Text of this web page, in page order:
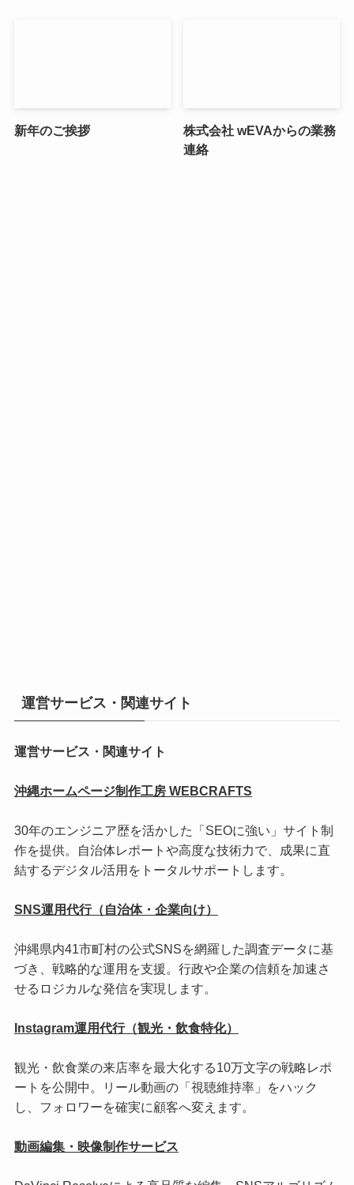
新年のご挨拶
株式会社 wEVAからの業務
連絡
運営サービス・関連サイト
運営サービス・関連サイト
沖縄ホームページ制作工房 WEBCRAFTS
30年のエンジニア歴を活かした「SEOに強い」サイト制
作を提供。自治体レポートや高度な技術力で、成果に直
結するデジタル活用をトータルサポートします。
SNS運用代行（自治体・企業向け）
沖縄県内41市町村の公式SNSを網羅した調査データに基
づき、戦略的な運用を支援。行政や企業の信頼を加速さ
せるロジカルな発信を実現します。
Instagram運用代行（観光・飲食特化）
観光・飲食業の来店率を最大化する10万文字の戦略レポ
ートを公開中。リール動画の「視聴維持率」をハック
し、フォロワーを確実に顧客へ変えます。
動画編集・映像制作サービス